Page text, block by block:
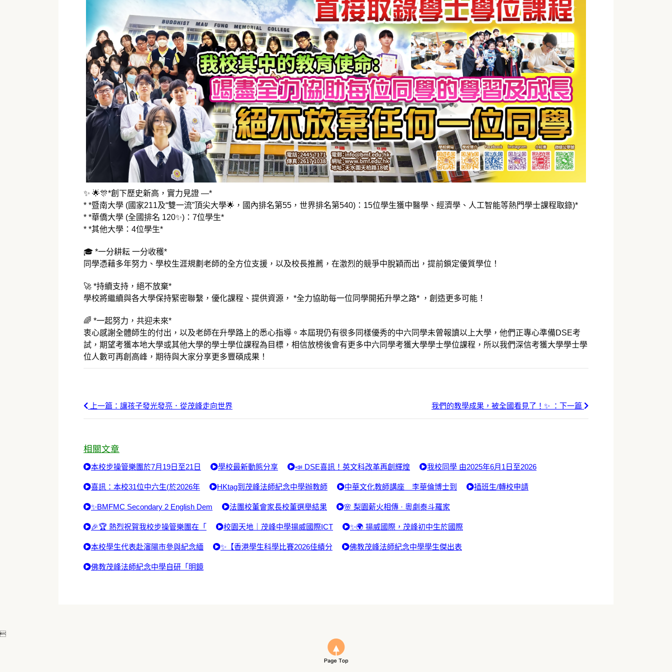
✨ 🌟🎊*創下歷史新高，實力見證 —*
* *暨南大學 (國家211及“雙一流”頂尖大學🌟，國內排名第55，世界排名第540)：15位學生獲中醫學、經濟學、人工智能等熱門學士課程取錄)*
* *華僑大學 (全國排名 120✨)：7位學生*
* *其他大學：4位學生*
🎓 *一分耕耘 一分收穫*
同學憑藉多年努力、學校生涯規劃老師的全方位支援，以及校長推薦，在激烈的競爭中脫穎而出，提前鎖定優質學位！
🚀 *持續支持，絕不放棄*
學校將繼續與各大學保持緊密聯繫，優化課程、提供資源， *全力協助每一位同學開拓升學之路* ，創造更多可能！
🌈 *一起努力，共迎未來*
衷心感謝全體師生的付出，以及老師在升學路上的悉心指導。本屆現仍有很多同樣優秀的中六同學未曾報讀以上大學，他們正專心準備DSE考
試，期望考獲本地大學或其他大學的學士學位課程為目標，相信放榜後會有更多中六同學考獲大學學士學位課程，所以我們深信考獲大學學士學
位人數可再創高峰，期待與大家分享更多豐碩成果！
上一篇：讓孩子發光發亮．從茂峰走向世界 我們的教學成果，被全國看見了！✨ ：下一篇
相關文章
本校步操管樂團於7月19日至21日 學校最新動態分享 📣 DSE喜訊！英文科改革再創輝煌 我校同學 由2025年6月1日至2026
喜訊：本校31位中六生(於2026年 HKtag到茂峰法師紀念中學辦教師 中華文化教師講座 李華倫博士到 插班生/轉校申請
✨BMFMC Secondary 2 English Dem 法團校董會家長校董選舉結果 🌸 梨園薪火相傳 · 粵劇泰斗羅家
🎉🏆 熱烈祝賀我校步操管樂團在「 校園天地｜茂峰中學揚威國際ICT ✨🌍 揚威國際，茂峰初中生於國際
本校學生代表赴瀋陽市參與紀念緬 ✨【香港學生科學比賽2026佳績分 佛教茂峰法師紀念中學學生傑出表
佛教茂峰法師紀念中學自研「明鏡
